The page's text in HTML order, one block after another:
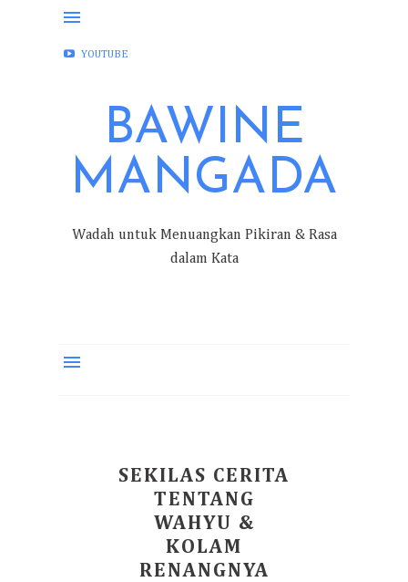
FACEBOOK
YOUTUBE
BAWINE
MANGADA
Wadah untuk Menuangkan Pikiran & Rasa
dalam Kata
SEKILAS CERITA
TENTANG
WAHYU &
KOLAM
RENANGNYA